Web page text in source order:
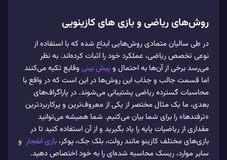
روش‌های ریاضی و بازی‌ های کازینویی
در طی سالیان متمادی روش‌هایی ابداع شده که با استفاده‌ از
نوعی تخصص ریاضی، عملکرد خود را اثبات کرده‌اند. به نظر
می‌‌رسد برخی از آن‌ها به احتمال وپیش بینی وقایع تکیه می‌‌کنند
اما قسمت جالب و جذاب این روش‌ها در این است که در واقع با
محاسبات گسترده ریاضی پشتیبانی می‌‌شوند. در پاراگراف‌های
بعدی، ما یک مثال مختصر از یکی از معروف‌ترین و پرکاربردترین
«ترفندها» را برای شما بیان می‌‌کنیم. شما همیشه می‌‌توانید
مقداری از ریاضیات پایه را یاد بگیرید و از آن استفاده کنید تا در
بازی‌های مختلف کازینو مانند رولت، بلک جک، پوکر، بازی انفجار و
سایر موارد، ریسک محاسبه شده‌ای را به خود اختصاص دهید.